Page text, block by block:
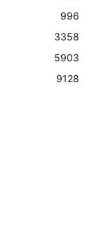
996
3358
5903
9128